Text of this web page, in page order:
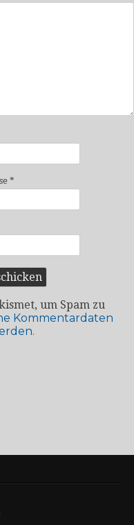
*
um Spam zu
Kommentardaten